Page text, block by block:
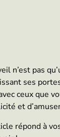
n’est pas
ses
ceux que
et
répond à